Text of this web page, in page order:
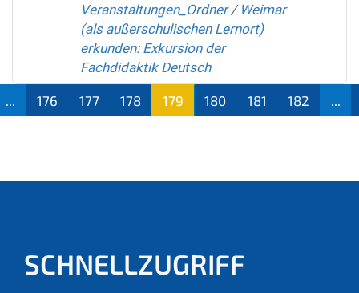
Veranstaltungen_Ordner / Weimar
(als außerschulischen Lernort)
erkunden: Exkursion der
Fachdidaktik Deutsch
176 177 178
179
180 181 182
SCHNELLZUGRIFF